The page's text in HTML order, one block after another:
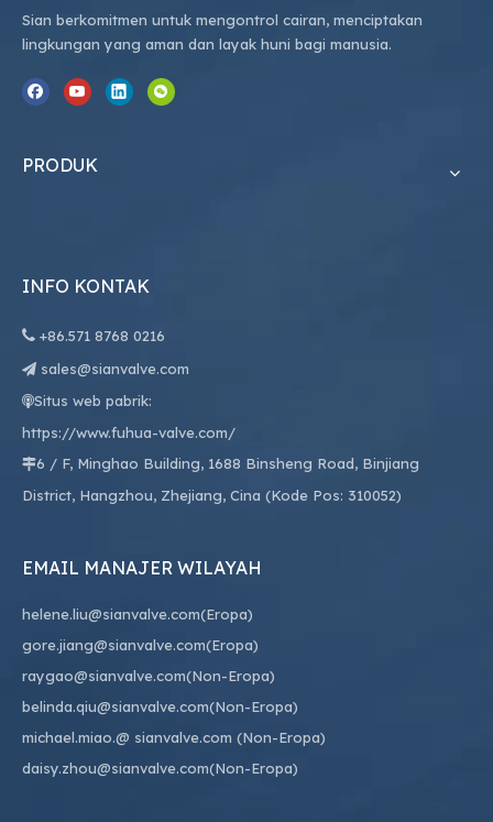
Sian berkomitmen untuk mengontrol cairan, menciptakan
lingkungan yang aman dan layak huni bagi manusia.
PRODUK
INFO KONTAK
 +86.571 8768 0216
 sales@sianvalve.com
Situs web pabrik:
https://www.fuhua-valve.com/
6 / F, Minghao Building, 1688 Binsheng Road, Binjiang
District, Hangzhou, Zhejiang, Cina (Kode Pos: 310052)
EMAIL MANAJER WILAYAH
helene.liu@sianvalve.com(Eropa)
gore.jiang@sianvalve.com(Eropa)
raygao@sianvalve.com(Non-Eropa)
belinda.qiu@sianvalve.com(Non-Eropa)
michael.miao.@ sianvalve.com (Non-Eropa)
daisy.zhou@sianvalve.com(Non-Eropa)